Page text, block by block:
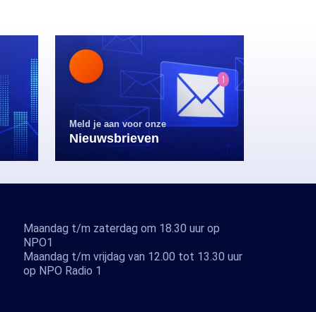
Meld je aan voor onze
Nieuwsbrieven
Maandag t/m zaterdag om 18.30 uur op
NPO1
Maandag t/m vrijdag van 12.00 tot 13.30 uur
op NPO Radio 1